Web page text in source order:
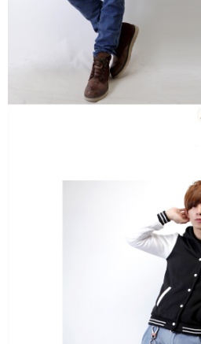
※ 交易是否成功請以「AFTEE先享後付 」
是否繳費成功／繳費後需取消欲退款等相
https://
１．透過由恩沛科技股份有限公司提供之
易，需依本服務之必要範圍內提供個人資
權轉讓予恩沛科技股份有限公司。
２．關於個人資料處理事宜，請瀏覽以下網
４．使用「AFTEE先享後付」時，將依據
時審查核予不同之上限額度；若仍有額度
５．嚴禁一人註冊多個帳號或使用他人資
恩沛科技股份有限公司將有權停止該用戶之
先付款後7-11取貨
每筆NT$80，滿NT$1,800(含以上)免運
每筆NT$120，滿NT$3,000(含以上)免